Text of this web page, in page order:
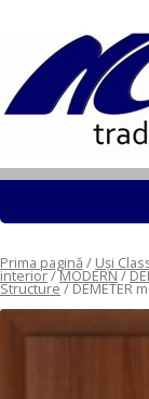
Prima pagină / Uși
interior/MODERN/
Structure/ DEMETER